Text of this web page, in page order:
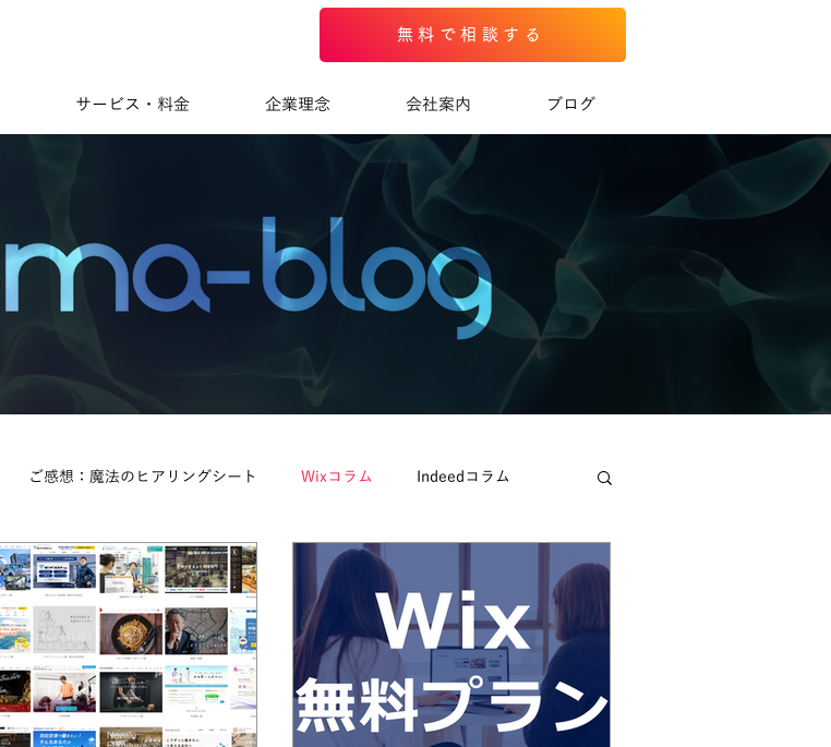
無料で相談する
サービス・料金 企業理念 会社案内 ブログ
ご感想：魔法のヒアリングシート Wixコラム Indeedコラム